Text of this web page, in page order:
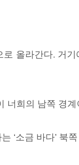
로 올라간다. 거
너희의 남쪽 경계
‘소금 바다’ 북쪽